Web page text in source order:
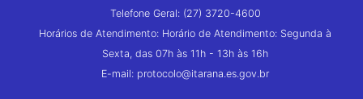
Telefone Geral: (27) 3720-4600
Horários de Atendimento: Horário de Atendimento: Segunda à
Sexta, das 07h às 11h - 13h às 16h
E-mail: protocolo@itarana.es.gov.br